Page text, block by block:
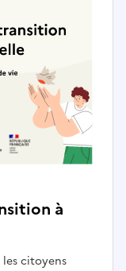
à
les citoyens